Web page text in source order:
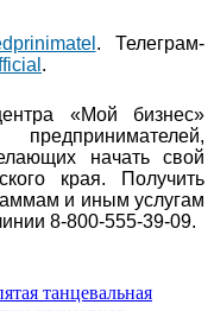
. Телеграм-
.
«Мой бизнес»
начать свой
края. Получить
и иным услугам
8-800-555-39-09.